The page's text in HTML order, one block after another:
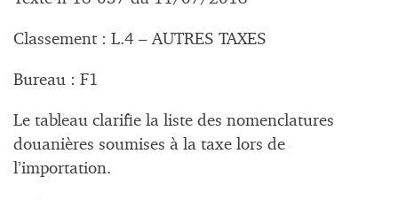
Classement : L.4 – AUTRES TAXES
Bureau : F1
Le tableau clarifie la liste des nomenclatures
douanières soumises à la taxe lors de
l’importation.